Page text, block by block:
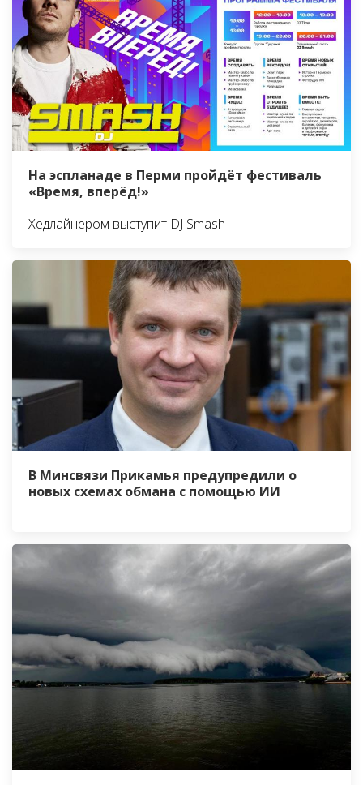
На эспланаде в Перми пройдёт фестиваль
«Время, вперёд!»
Хедлайнером выступит DJ Smash
В Минсвязи Прикамья предупредили о
новых схемах обмана с помощью ИИ